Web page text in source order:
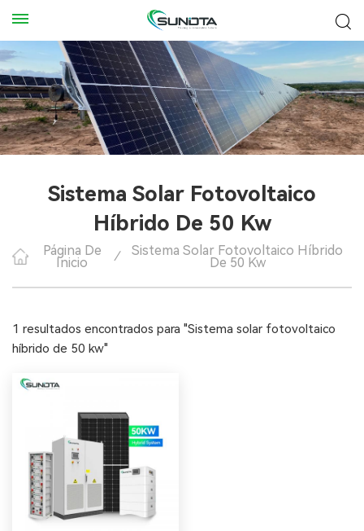
Sistema Solar Fotovoltaico
Híbrido De 50 Kw
Página De
Inicio / Sistema Solar Fotovoltaico Híbrido
De 50 Kw
1 resultados encontrados para "Sistema solar fotovoltaico
híbrido de 50 kw"